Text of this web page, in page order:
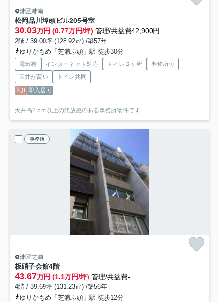
港区港南
松岡品川埠頭ビル205号室
30.03万円 (0.77万円/坪) 管理/共益費42,900円
2階 / 39.00坪 (128.92㎡) /築57年
ゆりかもめ「芝浦ふ頭」駅 徒歩30分
電気有 インターネット対応 トイレ２ヶ所
事務所可
天井が高い
トイレ共同
礼0 即入居可
天井高2.5ｍ以上の開放感のある事務所物件です
事務所
港区芝浦
板硝子会館4階
43.67万円 (1.1万円/坪) 管理/共益費-
4階 / 39.69坪 (131.23㎡) /築56年
ゆりかもめ「芝浦ふ頭」駅 徒歩12分